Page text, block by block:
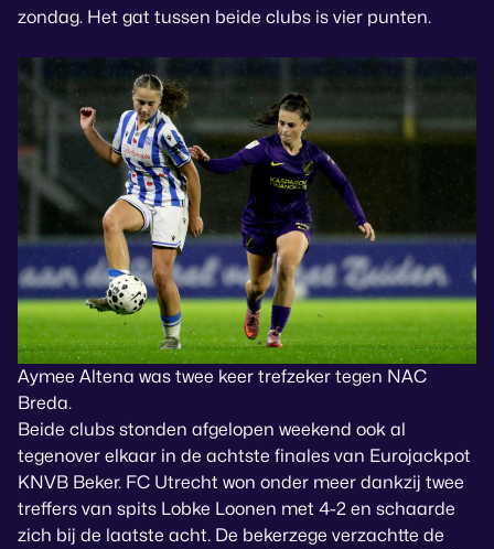
zondag. Het gat tussen beide clubs is vier punten.
Aymee Altena was twee keer trefzeker tegen NAC
Breda.
Beide clubs stonden afgelopen weekend ook al
tegenover elkaar in de achtste finales van Eurojackpot
KNVB Beker. FC Utrecht won onder meer dankzij twee
treffers van spits Lobke Loonen met 4-2 en schaarde
zich bij de laatste acht. De bekerzege verzachtte de